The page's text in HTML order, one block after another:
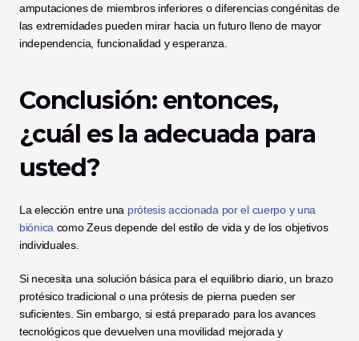
amputaciones de miembros inferiores o diferencias congénitas de
las extremidades pueden mirar hacia un futuro lleno de mayor
independencia, funcionalidad y esperanza.
Conclusión: entonces,
¿cuál es la adecuada para
usted?
La elección entre una prótesis accionada por el cuerpo y una
biónica como Zeus depende del estilo de vida y de los objetivos
individuales.
Si necesita una solución básica para el equilibrio diario, un brazo
protésico tradicional o una prótesis de pierna pueden ser
suficientes. Sin embargo, si está preparado para los avances
tecnológicos que devuelven una movilidad mejorada y